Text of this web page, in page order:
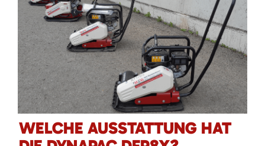
WELCHE AUSSTATTUNG HAT